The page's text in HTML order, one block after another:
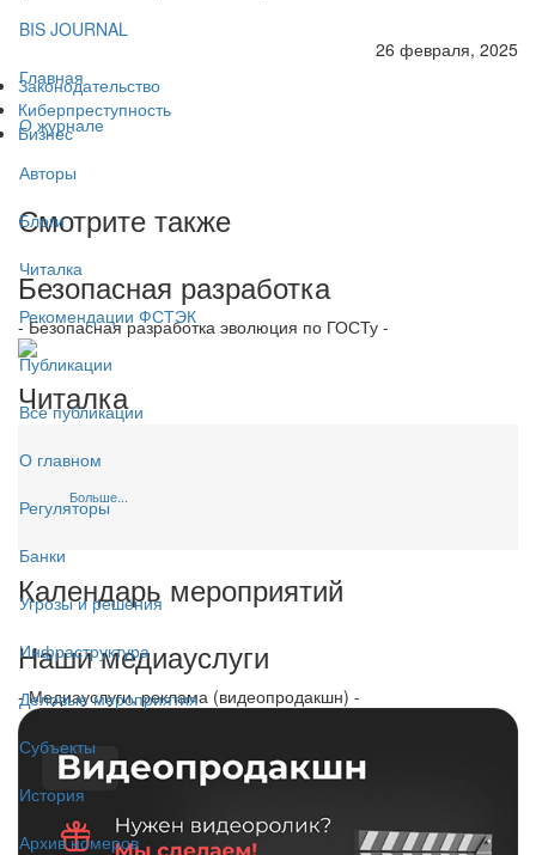
BIS JOURNAL
Главная
О журнале
Авторы
Блоги
Читалка
Рекомендации ФСТЭК
Публикации
Все публикации
О главном
Регуляторы
Банки
Угрозы и решения
Инфраструктура
Деловые мероприятия
Субъекты
История
Архив номеров
26 февраля, 2025
Законодательство
Киберпреступность
Бизнес
Смотрите также
Безопасная разработка
- Безопасная разработка эволюция по ГОСТу -
Читалка
Больше...
Календарь мероприятий
Наши медиауслуги
- Медиауслуги, реклама (видеопродакшн) -